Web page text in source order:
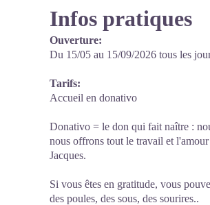
Infos pratiques
Ouverture:
Du 15/05 au 15/09/2026 tous les
Tarifs:
Accueil en donativo
Donativo = le don qui fait naître :
nous offrons tout le travail et
Jacques.
Si vous êtes en gratitude, vous
des poules, des sous, des sourires..